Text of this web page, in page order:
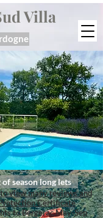
season long lets
Villa
view many reviews and
Certificate
to Bergerac May-Sep